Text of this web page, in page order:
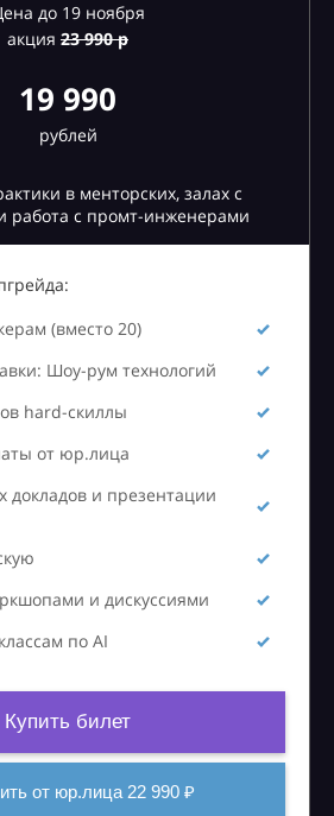
до 19 ноября
акция 23990 р
19 990
рублей
в менторских, залах с
работа с промт-инженерами
(вместо 20)
Шоу-рум технологий
hard-скиллы
от юр.лица
докладов и презентации
и дискуссиями
по AI
Купить билет
от юр.лица 22 990 ₽